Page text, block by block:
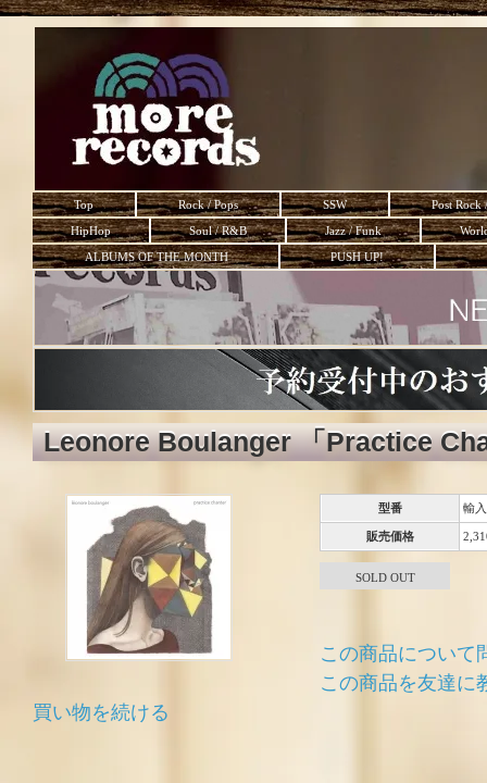
Top Rock / Pops SSW
Post Rock
HipHop
Soul / R&B Jazz / Funk
ALBUMS OF THE MONTH
PUSH UP!
Leonore Boulanger 「Practice
型番 輸
販売価格
SOLD OUT
この商品について
この商品を友達に
買い物を続ける